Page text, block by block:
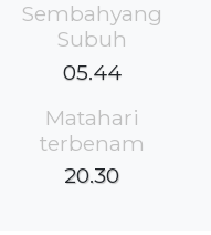
Sembahyang
Subuh
05.44
Matahari
terbenam
20.30